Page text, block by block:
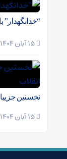
نخستین